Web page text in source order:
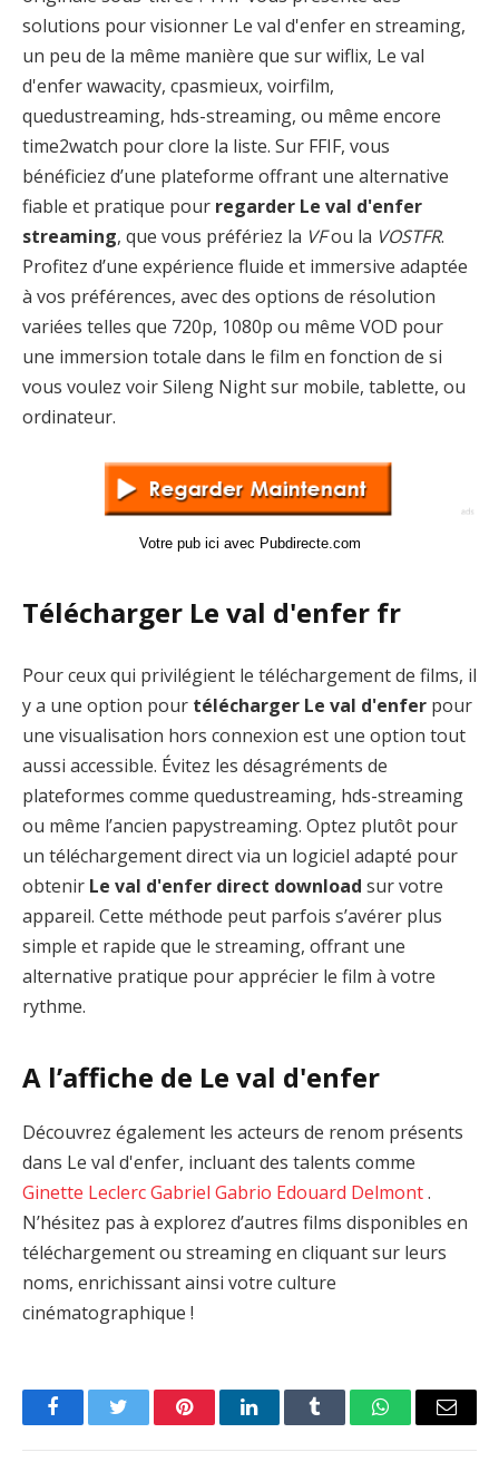
solutions pour visionner Le val d'enfer en streaming,
un peu de la même manière que sur wiflix, Le val
d'enfer wawacity, cpasmieux, voirfilm,
quedustreaming, hds-streaming, ou même encore
time2watch pour clore la liste. Sur FFIF, vous
bénéficiez d’une plateforme offrant une alternative
fiable et pratique pour regarder Le val d'enfer
streaming, que vous préfériez la VFou la VOSTFR.
Profitez d’une expérience fluide et immersive adaptée
à vos préférences, avec des options de résolution
variées telles que 720p, 1080p ou même VOD pour
une immersion totale dans le film en fonction de si
vous voulez voir Sileng Night sur mobile, tablette, ou
ordinateur.
Votre pub ici avec Pubdirecte.com
Télécharger Le val d'enfer fr
Pour ceux qui privilégient le téléchargement de films, il
y a une option pour télécharger Le val d'enfer pour
une visualisation hors connexion est une option tout
aussi accessible. Évitez les désagréments de
plateformes comme quedustreaming, hds-streaming
ou même l’ancien papystreaming. Optez plutôt pour
un téléchargement direct via un logiciel adapté pour
obtenir Le val d'enfer direct download sur votre
appareil. Cette méthode peut parfois s’avérer plus
simple et rapide que le streaming, offrant une
alternative pratique pour apprécier le film à votre
rythme.
A l’affiche de Le val d'enfer
Découvrez également les acteurs de renom présents
dans Le val d'enfer, incluant des talents comme
Ginette LeclercGabriel Gabrio Edouard Delmont.
N’hésitez pas à explorez d’autres films disponibles en
téléchargement ou streaming en cliquant sur leurs
noms, enrichissant ainsi votre culture
cinématographique !
FacebookTwitter PinterestLinkedInTumblr WhatsAppEmail